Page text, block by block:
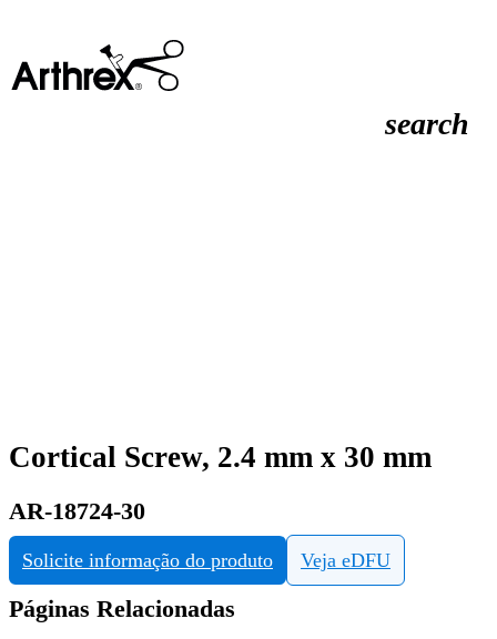
search
Cortical Screw, 2.4 mm x 30 mm
AR-18724-30
Solicite informação do produto Veja eDFU
Páginas Relacionadas